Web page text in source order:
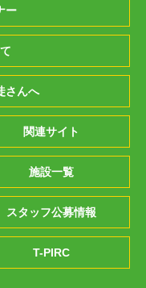
ー
さんへ
関連サイト
施設一覧
スタッフ公募情報
T-PIRC